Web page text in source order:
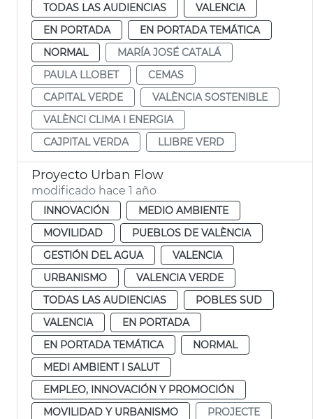
TODAS LAS AUDIENCIAS
VALENCIA
EN PORTADA
EN PORTADA TEMÁTICA
NORMAL
MARÍA JOSÉ CATALÁ
PAULA LLOBET
CEMAS
CAPITAL VERDE
VALÈNCIA SOSTENIBLE
VALÈNCI CLIMA I ENERGIA
CAJPITAL VERDA
LLIBRE VERD
Proyecto Urban Flow
modificado hace 1 año
INNOVACIÓN
MEDIO AMBIENTE
MOVILIDAD
PUEBLOS DE VALÈNCIA
GESTIÓN DEL AGUA
VALENCIA
URBANISMO
VALENCIA VERDE
TODAS LAS AUDIENCIAS
POBLES SUD
VALENCIA
EN PORTADA
EN PORTADA TEMÁTICA
NORMAL
MEDI AMBIENT I SALUT
EMPLEO, INNOVACIÓN Y PROMOCIÓN
MOVILIDAD Y URBANISMO
PROJECTE